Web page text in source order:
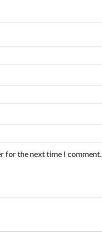
for the next time I comment.